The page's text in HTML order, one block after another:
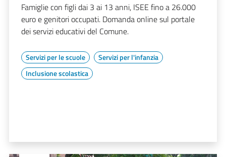
Famiglie con figli dai 3 ai 13 anni, ISEE fino a 26.000
euro e genitori occupati. Domanda online sul portale
dei servizi educativi del Comune.
Servizi per le scuole
Servizi per l'infanzia
Inclusione scolastica